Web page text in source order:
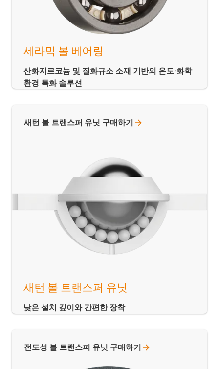
세라믹 볼 베어링
산화지르코늄 및 질화규소 소재 기반의 온도·화학
환경 특화 솔루션
새턴 볼 트랜스퍼 유닛
낮은 설치 깊이와 간편한 장착
새턴 볼 트랜스퍼 유닛 구매하기
전도성 볼 트랜스퍼 유닛 구매하기